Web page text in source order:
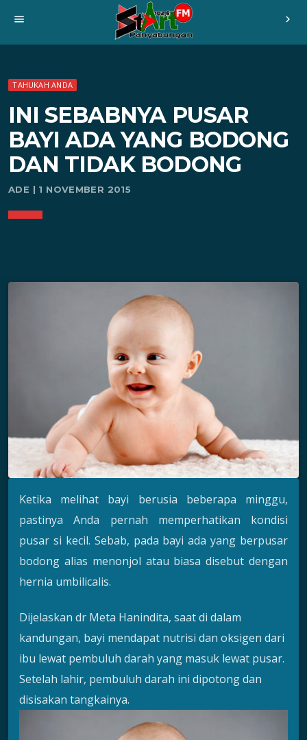
menu chevron_right
TAHUKAH ANDA
INI SEBABNYA PUSAR
BAYI ADA YANG BODONG
DAN TIDAK BODONG
ADE | 1 NOVEMBER 2015
Ketika melihat bayi berusia beberapa minggu,
pastinya Anda pernah memperhatikan kondisi
pusar si kecil. Sebab, pada bayi ada yang berpusar
bodong alias menonjol atau biasa disebut dengan
hernia umbilicalis.
Dijelaskan dr Meta Hanindita, saat di dalam
kandungan, bayi mendapat nutrisi dan oksigen dari
ibu lewat pembuluh darah yang masuk lewat pusar.
Setelah lahir, pembuluh darah ini dipotong dan
disisakan tangkainya.